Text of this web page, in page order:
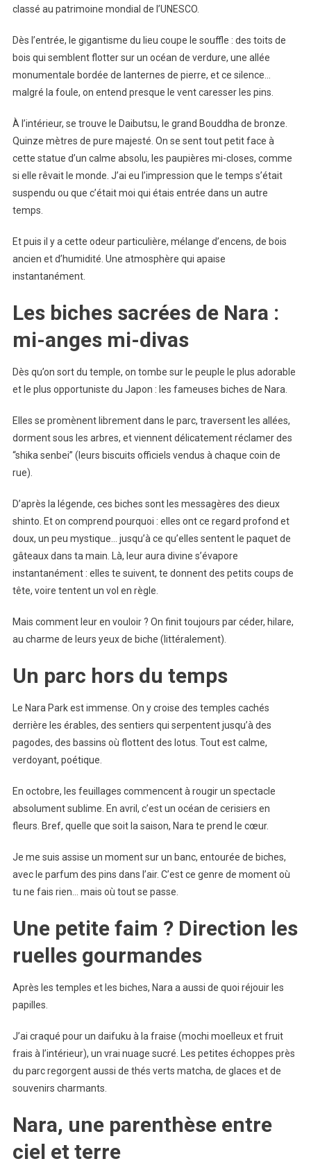
classé au patrimoine mondial de l’UNESCO.
Dès l’entrée, le gigantisme du lieu coupe le souffle : des toits de
bois qui semblent flotter sur un océan de verdure, une allée
monumentale bordée de lanternes de pierre, et ce silence…
malgré la foule, on entend presque le vent caresser les pins.
À l’intérieur, se trouve le Daibutsu, le grand Bouddha de bronze.
Quinze mètres de pure majesté. On se sent tout petit face à
cette statue d’un calme absolu, les paupières mi-closes, comme
si elle rêvait le monde. J’ai eu l’impression que le temps s’était
suspendu ou que c’était moi qui étais entrée dans un autre
temps.
Et puis il y a cette odeur particulière, mélange d’encens, de bois
ancien et d’humidité. Une atmosphère qui apaise
instantanément.
Les biches sacrées de Nara :
mi-anges mi-divas
Dès qu’on sort du temple, on tombe sur le peuple le plus adorable
et le plus opportuniste du Japon : les fameuses biches de Nara.
Elles se promènent librement dans le parc, traversent les allées,
dorment sous les arbres, et viennent délicatement réclamer des
“shika senbei” (leurs biscuits officiels vendus à chaque coin de
rue).
D’après la légende, ces biches sont les messagères des dieux
shinto. Et on comprend pourquoi : elles ont ce regard profond et
doux, un peu mystique… jusqu’à ce qu’elles sentent le paquet de
gâteaux dans ta main. Là, leur aura divine s’évapore
instantanément : elles te suivent, te donnent des petits coups de
tête, voire tentent un vol en règle.
Mais comment leur en vouloir ? On finit toujours par céder, hilare,
au charme de leurs yeux de biche (littéralement).
Un parc hors du temps
Le Nara Park est immense. On y croise des temples cachés
derrière les érables, des sentiers qui serpentent jusqu’à des
pagodes, des bassins où flottent des lotus. Tout est calme,
verdoyant, poétique.
En octobre, les feuillages commencent à rougir un spectacle
absolument sublime. En avril, c’est un océan de cerisiers en
fleurs. Bref, quelle que soit la saison, Nara te prend le cœur.
Je me suis assise un moment sur un banc, entourée de biches,
avec le parfum des pins dans l’air. C’est ce genre de moment où
tu ne fais rien… mais où tout se passe.
Une petite faim ? Direction les
ruelles gourmandes
Après les temples et les biches, Nara a aussi de quoi réjouir les
papilles.
J’ai craqué pour un daifuku à la fraise (mochi moelleux et fruit
frais à l’intérieur), un vrai nuage sucré. Les petites échoppes près
du parc regorgent aussi de thés verts matcha, de glaces et de
souvenirs charmants.
Nara, une parenthèse entre
ciel et terre